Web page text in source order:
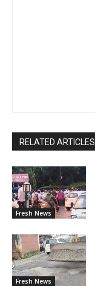
RELATED ARTICLES
Fresh News
Fresh News